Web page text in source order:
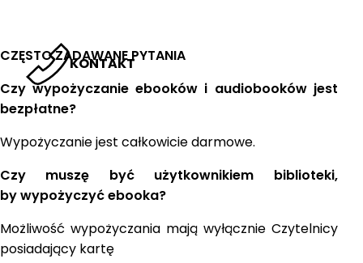
KONTAKT
CZĘSTO ZADAWANE PYTANIA
Czy wypożyczanie ebooków i audiobooków jest
bezpłatne?
Wypożyczanie jest całkowicie darmowe.
Czy muszę być użytkownikiem biblioteki,
by wypożyczyć ebooka?
Możliwość wypożyczania mają wyłącznie Czytelnicy
posiadający kartę